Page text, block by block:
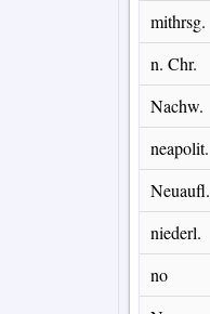
mithrsg.
n. Chr.
Nachw.
neapolit.
Neuaufl.
niederl.
no